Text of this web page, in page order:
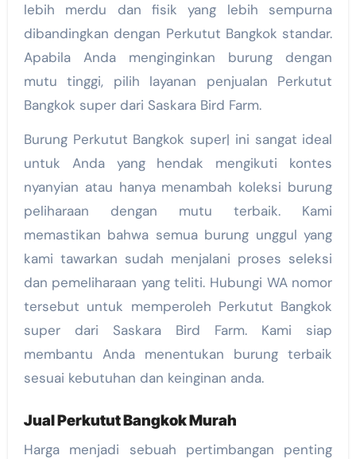
lebih merdu dan fisik yang lebih sempurna
dibandingkan dengan Perkutut Bangkok standar.
Apabila Anda menginginkan burung dengan
mutu tinggi, pilih layanan penjualan Perkutut
Bangkok super dari Saskara Bird Farm.
Burung Perkutut Bangkok super| ini sangat ideal
untuk Anda yang hendak mengikuti kontes
nyanyian atau hanya menambah koleksi burung
peliharaan dengan mutu terbaik. Kami
memastikan bahwa semua burung unggul yang
kami tawarkan sudah menjalani proses seleksi
dan pemeliharaan yang teliti. Hubungi WA nomor
tersebut untuk memperoleh Perkutut Bangkok
super dari Saskara Bird Farm. Kami siap
membantu Anda menentukan burung terbaik
sesuai kebutuhan dan keinginan anda.
Jual Perkutut Bangkok Murah
Harga menjadi sebuah pertimbangan penting